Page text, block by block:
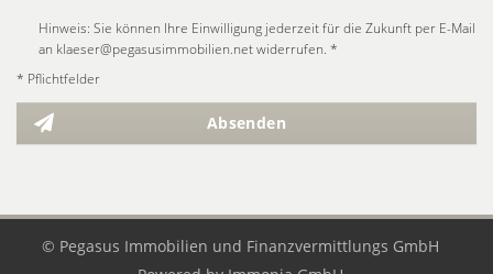
Hinweis: Sie können Ihre Einwilligung jederzeit für die Zukunft per E-Mail
an klaeser@pegasusimmobilien.net widerrufen. *
* Pflichtfelder
Absenden
© Pegasus Immobilien und Finanzvermittlungs GmbH